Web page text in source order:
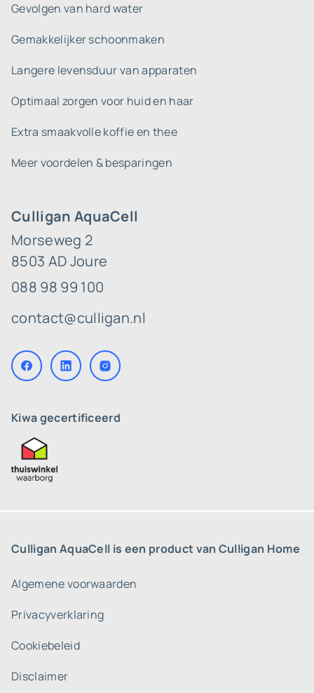
Culligan AquaCell
Morseweg 2
8503 AD Joure
088 98 99 100
contact@culligan.nl
Kiwa gecertificeerd
Gevolgen van hard water
Gemakkelijker schoonmaken
Langere levensduur van apparaten
Optimaal zorgen voor huid en haar
Extra smaakvolle koffie en thee
Meer voordelen & besparingen
Culligan AquaCell is een product van Culligan Home
Algemene voorwaarden
Privacyverklaring
Cookiebeleid
Disclaimer